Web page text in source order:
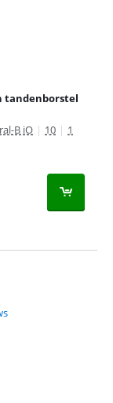
tandenborstel
B iO | 10 | 1